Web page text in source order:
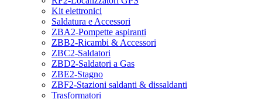
Kit elettronici
Saldatura e Accessori
ZBA2-Pompette aspiranti
ZBB2-Ricambi & Accessori
ZBC2-Saldatori
ZBD2-Saldatori a Gas
ZBE2-Stagno
ZBF2-Stazioni saldanti & dissaldanti
Trasformatori